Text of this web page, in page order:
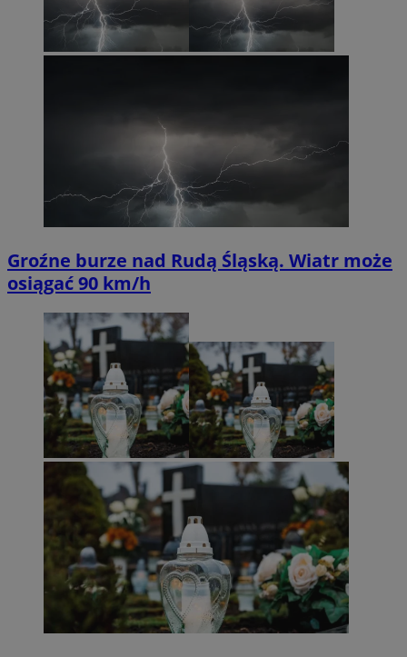
Groźne burze nad Rudą Śląską. Wiatr może
osiągać 90 km/h